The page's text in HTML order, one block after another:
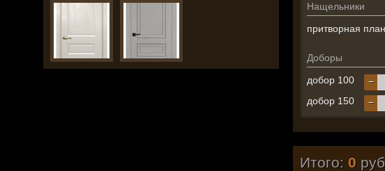
Нащельники
притворная
Доборы
добор 100
−
добор 150 −
Итого: 0